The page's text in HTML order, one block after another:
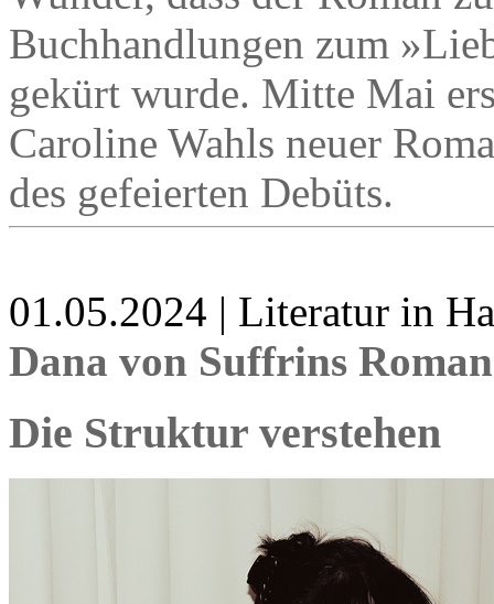
Buchhandlungen zum
gekürt wurde. Mitte Mai
Caroline Wahls neuer
des gefeierten Debüts.
01.05.2024 | Literatur in
Dana von Suffrins
Die Struktur verstehen